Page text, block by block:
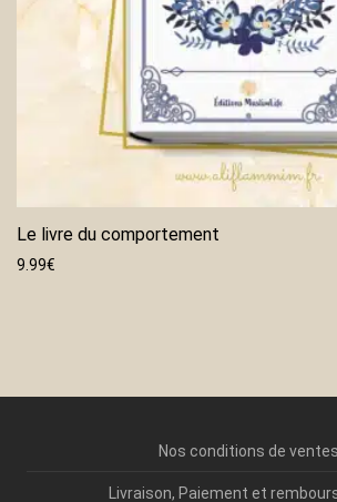
Le livre du comportement
9.99€
Nos conditions de ventes
Livraison, Paiement et